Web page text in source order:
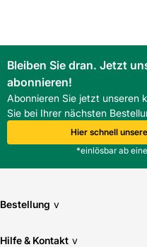
Bleiben Sie dran. Jetzt
abonnieren!
Abonnieren Sie jetzt unseren
Sie bei Ihrer nächsten
Hier schnell
*einlösbar ab
Bestellung v
Hilfe & Kontakt v